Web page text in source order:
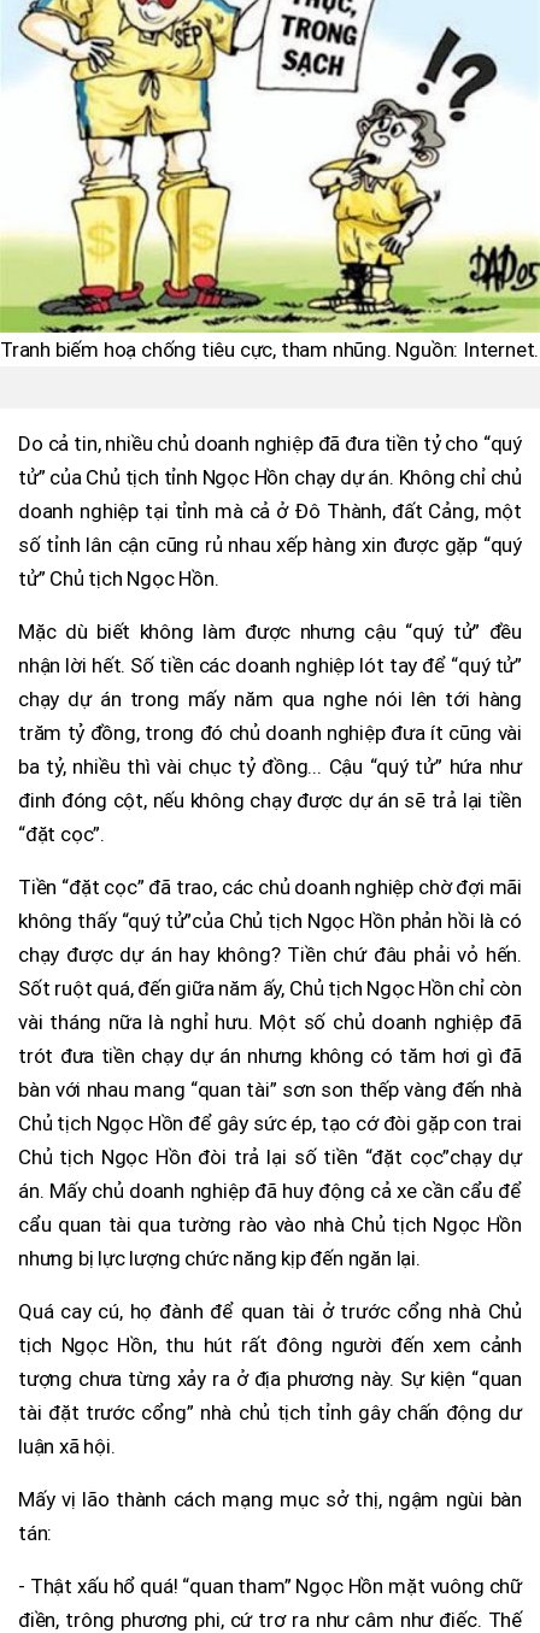
Tranh biếm hoạ chống tiêu cực, tham nhũng. Nguồn: Internet.
Do cả tin, nhiều chủ doanh nghiệp đã đưa tiền tỷ cho “quý
tử” của Chủ tịch tỉnh Ngọc Hồn chạy dự án. Không chỉ chủ
doanh nghiệp tại tỉnh mà cả ở Đô Thành, đất Cảng, một
số tỉnh lân cận cũng rủ nhau xếp hàng xin được gặp “quý
tử” Chủ tịch Ngọc Hồn.
Mặc dù biết không làm được nhưng cậu “quý tử” đều
nhận lời hết. Số tiền các doanh nghiệp lót tay để “quý tử”
chạy dự án trong mấy năm qua nghe nói lên tới hàng
trăm tỷ đồng, trong đó chủ doanh nghiệp đưa ít cũng vài
ba tỷ, nhiều thì vài chục tỷ đồng... Cậu “quý tử” hứa như
đinh đóng cột, nếu không chạy được dự án sẽ trả lại tiền
“đặt cọc”.
Tiền “đặt cọc” đã trao, các chủ doanh nghiệp chờ đợi mãi
không thấy “quý tử”của Chủ tịch Ngọc Hồn phản hồi là có
chạy được dự án hay không? Tiền chứ đâu phải vỏ hến.
Sốt ruột quá, đến giữa năm ấy, Chủ tịch Ngọc Hồn chỉ còn
vài tháng nữa là nghỉ hưu. Một số chủ doanh nghiệp đã
trót đưa tiền chạy dự án nhưng không có tăm hơi gì đã
bàn với nhau mang “quan tài” sơn son thếp vàng đến nhà
Chủ tịch Ngọc Hồn để gây sức ép, tạo cớ đòi gặp con trai
Chủ tịch Ngọc Hồn đòi trả lại số tiền “đặt cọc”chạy dự
án. Mấy chủ doanh nghiệp đã huy động cả xe cần cẩu để
cẩu quan tài qua tường rào vào nhà Chủ tịch Ngọc Hồn
nhưng bị lực lượng chức năng kịp đến ngăn lại.
Quá cay cú, họ đành để quan tài ở trước cổng nhà Chủ
tịch Ngọc Hồn, thu hút rất đông người đến xem cảnh
tượng chưa từng xảy ra ở địa phương này. Sự kiện “quan
tài đặt trước cổng” nhà chủ tịch tỉnh gây chấn động dư
luận xã hội.
Mấy vị lão thành cách mạng mục sở thị, ngậm ngùi bàn
tán:
- Thật xấu hổ quá! “quan tham” Ngọc Hồn mặt vuông chữ
điền, trông phương phi, cứ trơ ra như câm như điếc. Thế